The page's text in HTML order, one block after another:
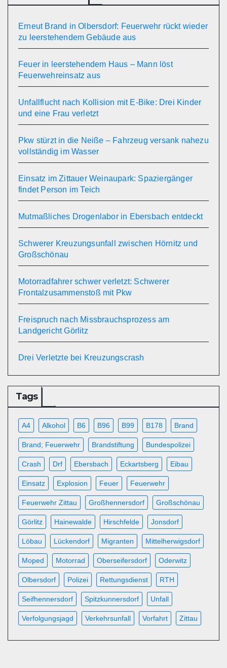
Erneut Brand in Olbersdorf: Feuerwehr rückt wieder
zu leerstehendem Gebäude aus
Feuer in leerstehendem Haus – Mann löst
Feuerwehreinsatz aus
Unfallflucht nach Kollision mit E-Bike: Drei Kinder
und eine Frau verletzt
Pkw stürzt in die Neiße – Fahrzeug versank nahezu
vollständig im Wasser
Einsatz im Zittauer Weinaupark: Spaziergänger
findet Person im Teich
Mutmaßliches Drogenlabor in Ebersbach entdeckt
Schwerer Kreuzungsunfall zwischen Hörnitz und
Großschönau
Motorradfahrer schwer verletzt: Schwerer
Frontalzusammenstoß mit Pkw
Freispruch nach Missbrauchsprozess am
Landgericht Görlitz
Drei Verletzte bei Kreuzungscrash
Tags
A4 Alkohol B6 B96 B99 B178 Brand
Brand; Feuerwehr Brandstiftung Bundespolizei
Crash Drf Ebersbach Eckartsberg Eibau
Einsatz Explosion Feuer Feuerwehr
Feuerwehr Zittau Großhennersdorf Großschönau
Görlitz Hainewalde Hirschfelde Jonsdorf
Löbau Lückendorf Migranten Mittelherwigsdorf
Moped Motorrad Oberseifersdorf Oderwitz
Olbersdorf Polizei Rettungsdienst RTH
Seifhennersdorf Spitzkunnersdorf Unfall
Verfolgungsjagd Verkehrsunfall Vorfahrt Zittau